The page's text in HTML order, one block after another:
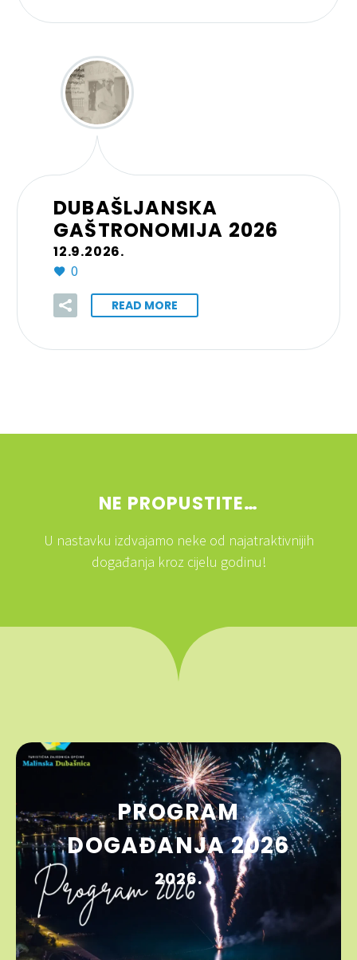
DUBAŠLJANSKA
GAŠTRONOMIJA 2026
12.9.2026.
0
READ MORE
NE PROPUSTITE…
U nastavku izdvajamo neke od najatraktivnijih
događanja kroz cijelu godinu!
PROGRAM
DOGAĐANJA 2026
2026.